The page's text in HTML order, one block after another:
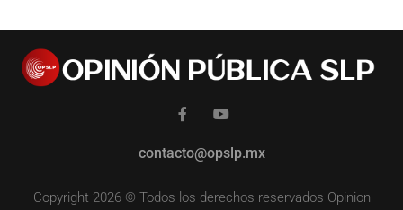
contacto@opslp.mx
Copyright 2026 © Todos los derechos reservados Opinion